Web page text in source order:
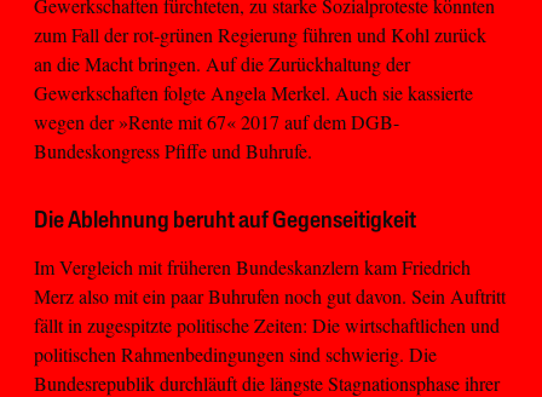
Gewerkschaften fürchteten, zu starke Sozialproteste könnten
zum Fall der rot-grünen Regierung führen und Kohl zurück
an die Macht bringen. Auf die Zurückhaltung der
Gewerkschaften folgte Angela Merkel. Auch sie kassierte
wegen der »Rente mit 67« 2017 auf dem DGB-
Bundeskongress Pfiffe und Buhrufe.
Die Ablehnung beruht auf Gegenseitigkeit
Im Vergleich mit früheren Bundeskanzlern kam Friedrich
Merz also mit ein paar Buhrufen noch gut davon. Sein Auftritt
fällt in zugespitzte politische Zeiten: Die wirtschaftlichen und
politischen Rahmenbedingungen sind schwierig. Die
Bundesrepublik durchläuft die längste Stagnationsphase ihrer